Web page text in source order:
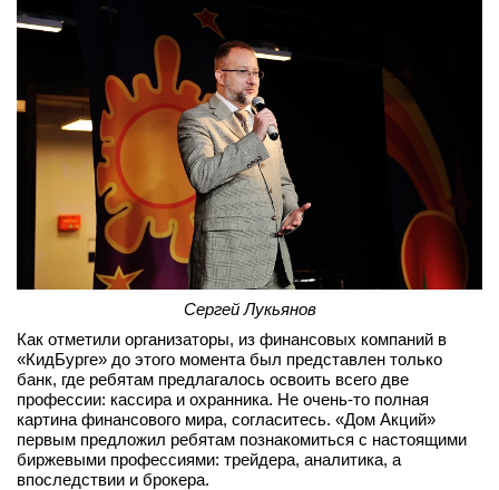
Стать автором
Вход
Сергей Лукьянов
Как отметили организаторы, из финансовых компаний в
«КидБурге» до этого момента был представлен только
банк, где ребятам предлагалось освоить всего две
профессии: кассира и охранника. Не очень-то полная
картина финансового мира, согласитесь. «Дом Акций»
первым предложил ребятам познакомиться с настоящими
биржевыми профессиями: трейдера, аналитика, а
впоследствии и брокера.